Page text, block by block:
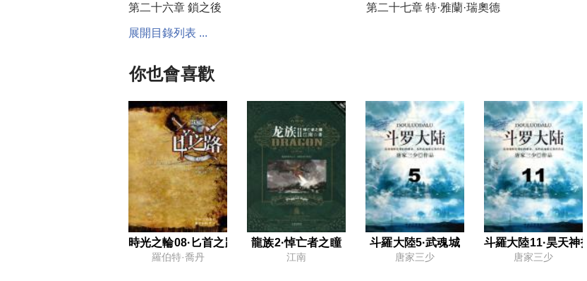
第二十六章 鎖之後 第二十七章 特·雅蘭·瑞奧德
第二十九章 將被觸動的陷阱
第三十五章 獵鷹
第三十八章 槍姬眾 第三十九章 因緣中的絲線
第四十一章 獵人的誓言 第四十二章 鬆開的獾皮
第四十四章 獵殺 第四十五章 凱姆林
第四十七章 與暗影賽跑 第四十八章 鑽研技藝
第五十章 鐵鎚 第五十一章 羅網的誘餌
第五十三章 魂之力的流動 第五十四章 進入城堡
展開目錄列表 ...
你也會喜歡
時光之輪08·匕首之路
羅伯特·喬丹
龍族2·悼亡者之瞳
江南
斗羅大陸5·武魂城
唐家三少
斗羅大陸11·昊天神技
唐家三少